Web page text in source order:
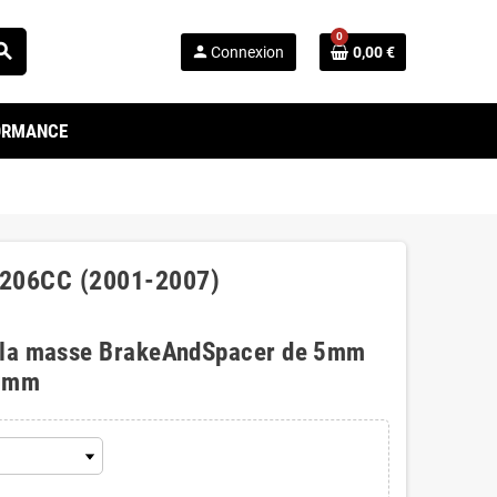
person Connexion
0
0,00 €
(2001-2007)
masse BrakeAndSpacer de 5mm